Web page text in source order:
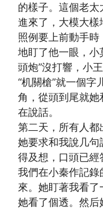
的樣子。這個老太
進來了，大模大
照例要上前動手時
地盯了他一眼，小
頭炮”沒打響，小
“机關槍”就一個字
角，從頭到尾就她
在說話。
第二天，所有人都
她要求和我說几句
得及想，口頭已經
我們在小秦作記錄
來。她盯著我看
她看了個透。然后